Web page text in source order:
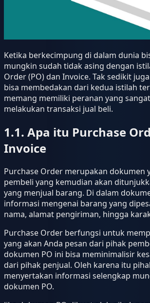
Ketika berkecimpung di dalam dunia
mungkin sudah tidak asing dengan
Order (PO) dan Invoice. Tak sedikit
bisa membedakan dari kedua istilah
memang memiliki peranan yang
melakukan transaksi jual beli.
1.1. Apa itu Purchase
Invoice
Purchase Order merupakan dokumen
pembeli yang kemudian akan
yang menjual barang. Di dalam
informasi mengenai barang yang
nama, alamat pengiriman, hingga
Purchase Order berfungsi untuk
yang akan Anda pesan dari pihak
dokumen PO ini bisa meminimalisir
dari pihak penjual. Oleh karena itu
menyertakan informasi selengkap
dokumen PO.